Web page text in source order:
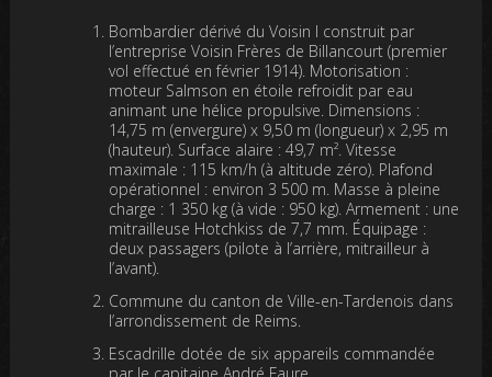
Bombardier dérivé du Voisin I construit par
l’entreprise Voisin Frères de Billancourt (premier
vol effectué en février 1914). Motorisation :
moteur Salmson en étoile refroidit par eau
animant une hélice propulsive. Dimensions :
14,75 m (envergure) x 9,50 m (longueur) x 2,95 m
(hauteur). Surface alaire : 49,7 m². Vitesse
maximale : 115 km/h (à altitude zéro). Plafond
opérationnel : environ 3 500 m. Masse à pleine
charge : 1 350 kg (à vide : 950 kg). Armement : une
mitrailleuse Hotchkiss de 7,7 mm. Équipage :
deux passagers (pilote à l’arrière, mitrailleur à
l’avant).
Commune du canton de Ville-en-Tardenois dans
l’arrondissement de Reims.
Escadrille dotée de six appareils commandée